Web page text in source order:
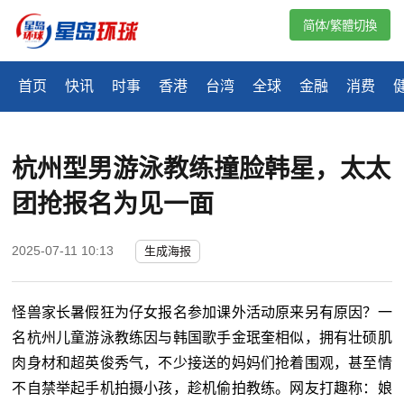
首页 快讯 时事 香港 台湾 全球 金融 消费
简体/繁體切換
杭州型男游泳教练撞脸韩星，太太
团抢报名为见一面
2025-07-11 10:13 生成海报
怪兽家长暑假狂为仔女报名参加课外活动原来另有原因？一
名杭州儿童游泳教练因与韩国歌手金珉奎相似，拥有壮硕肌
肉身材和超英俊秀气，不少接送的妈妈们抢着围观，甚至情
不自禁举起手机拍摄小孩，趁机偷拍教练。网友打趣称：娘